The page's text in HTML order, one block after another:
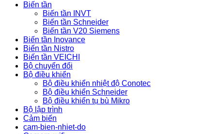
Biến tần
Biến tần INVT
Biến tần Schneider
Biến tần V20 Siemens
Biến tần Inovance
Biến tần Nistro
Biến tần VEICHI
Bộ chuyển đổi
Bộ điều khiển
Bộ điều khiển nhiệt độ Conotec
Bộ điều khiển Schneider
Bộ điều khiển tụ bù Mikro
Bộ lập trình
Cảm biến
cam-bien-nhiet-do